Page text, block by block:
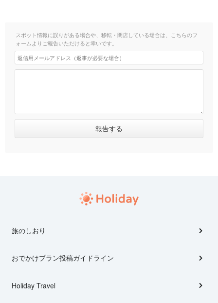
スポット情報に誤りがある場合や、移転・閉店している場合は、こちらのフ
ォームよりご報告いただけると幸いです。
旅のしおり
おでかけプラン投稿ガイドライン
Holiday Travel